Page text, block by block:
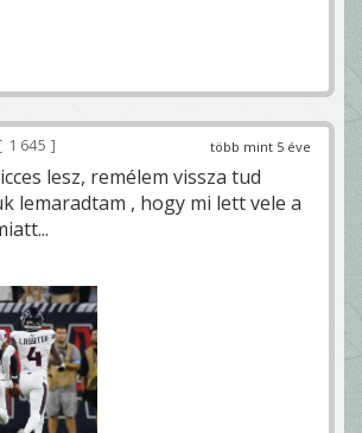
több mint 5 éve
1 645
lesz, remélem vissza tud
lemaradtam , hogy mi lett vele a